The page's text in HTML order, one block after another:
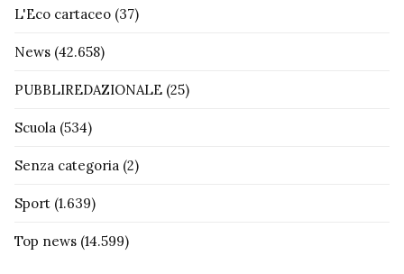
L'Eco cartaceo (37)
News (42.658)
PUBBLIREDAZIONALE (25)
Scuola (534)
Senza categoria (2)
Sport (1.639)
Top news (14.599)